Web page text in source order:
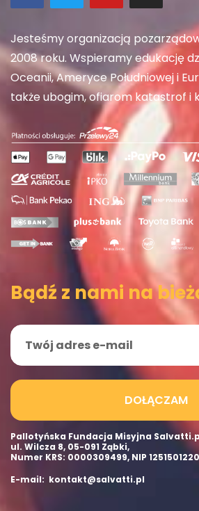
Jesteśmy organizacją
2008 roku. Wspieramy edukację
Oceanii, Ameryce Południowej i
także ubogim, ofiarom katastrof i
Bądź z nami na
DOŁĄCZAM
Pallotyńska Fundacja Misyjna
ul. Wilcza 8, 05-091 Ząbki,
Numer KRS: 0000309499, NIP 1251501220
E-mail: kontakt@salvatti.pl